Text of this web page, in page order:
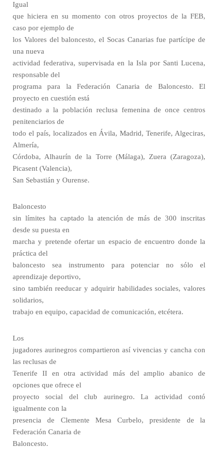
Igual
que hiciera en su momento con otros proyectos de la FEB,
caso por ejemplo de
los Valores del baloncesto, el Socas Canarias fue partícipe de
una nueva
actividad federativa, supervisada en la Isla por Santi Lucena,
responsable del
programa para la Federación Canaria de Baloncesto. El
proyecto en cuestión está
destinado a la población reclusa femenina de once centros
penitenciarios de
todo el país, localizados en Ávila, Madrid, Tenerife, Algeciras,
Almería,
Córdoba, Alhaurín de la Torre (Málaga), Zuera (Zaragoza),
Picasent (Valencia),
San Sebastián y Ourense.
Baloncesto
sin límites ha captado la atención de más de 300 inscritas
desde su puesta en
marcha y pretende ofertar un espacio de encuentro donde la
práctica del
baloncesto sea instrumento para potenciar no sólo el
aprendizaje deportivo,
sino también reeducar y adquirir habilidades sociales, valores
solidarios,
trabajo en equipo, capacidad de comunicación, etcétera.
Los
jugadores aurinegros compartieron así vivencias y cancha con
las reclusas de
Tenerife II en otra actividad más del amplio abanico de
opciones que ofrece el
proyecto social del club aurinegro. La actividad contó
igualmente con la
presencia de Clemente Mesa Curbelo, presidente de la
Federación Canaria de
Baloncesto.